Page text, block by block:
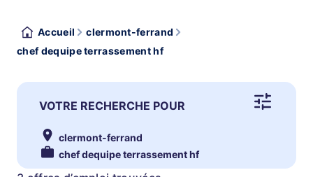
Accueil
clermont-ferrand
chef dequipe terrassement hf
VOTRE RECHERCHE POUR
clermont-ferrand
chef dequipe terrassement hf